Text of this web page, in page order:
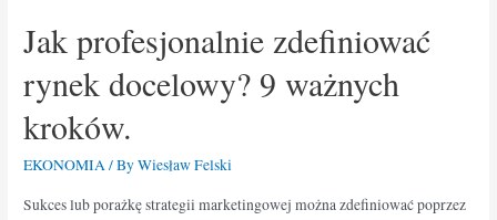
Jak profesjonalnie zdefiniować
rynek docelowy? 9 ważnych
kroków.
EKONOMIA/ ByWiesław Felski
Sukces lub porażkę strategii marketingowej można zdefiniować poprzez